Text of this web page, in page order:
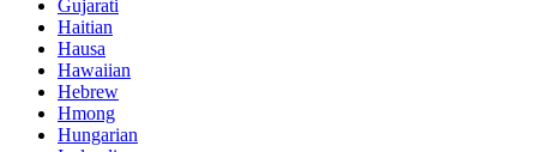
Gujarati
Haitian
Hausa
Hawaiian
Hebrew
Hmong
Hungarian